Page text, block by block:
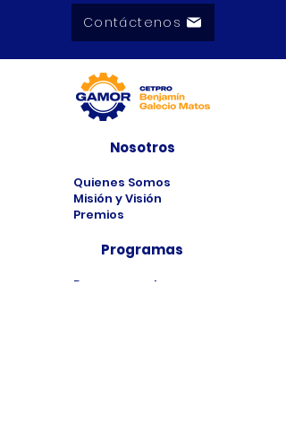
Contáctenos
Nosotros
Quienes Somos
Misión y Visión
Premios
Programas
Programas de